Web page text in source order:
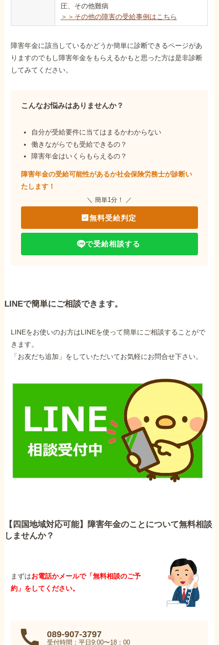
圧、その他難病
＞＞その他の障害の受給事例はこちら
障害年金に該当しているかどうか簡単に診断できるページがあ
りますのでもし障害年金をもらえるかもと思った方は是非診断
してみてください。
こんなお悩みはありませんか？
自分が受給要件に当てはまるかわからない
働きながらでも受給できるの？
障害年金はいくらもらえるの？
障害年金の受給可能性があるか社会保険労務士が診断い
たします！
＼ 簡単1分！ ／
無料受給判定
で受給相談する
LINEで簡単にご相談できます。
LINEをお使いのお方はLINEを使って簡単にご相談することがで
きます。
「お友だち追加」をしていただいてお気軽にお問合せ下さい。
【四国地域対応可能】障害年金のことについて無料相談
しませんか？
まずはお電話かメールで「無料相談のご予
約」をしてください。
089-907-3797
受付時間：平日9:00〜18：00